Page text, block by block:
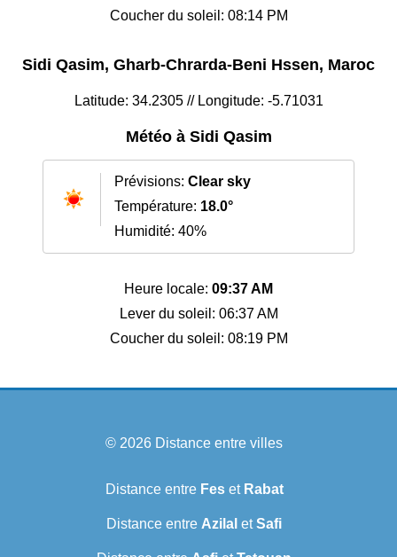
Coucher du soleil: 08:14 PM
Sidi Qasim, Gharb-Chrarda-Beni Hssen, Maroc
Latitude: 34.2305 // Longitude: -5.71031
Météo à Sidi Qasim
Prévisions: Clear sky
Température: 18.0°
Humidité: 40%
Heure locale: 09:37 AM
Lever du soleil: 06:37 AM
Coucher du soleil: 08:19 PM
© 2026 Distance entre villes
Distance entre Feset Rabat
Distance entre Azilal etSafi